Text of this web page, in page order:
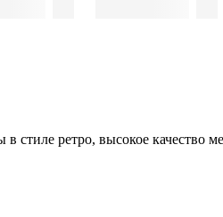
стиле ретро, высокое качество